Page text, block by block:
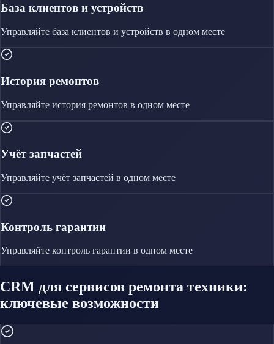
База клиентов и устройств
Управляйте база клиентов и устройств в одном месте
История ремонтов
Управляйте история ремонтов в одном месте
Учёт запчастей
Управляйте учёт запчастей в одном месте
Контроль гарантии
Управляйте контроль гарантии в одном месте
CRM для сервисов ремонта техники:
ключевые возможности